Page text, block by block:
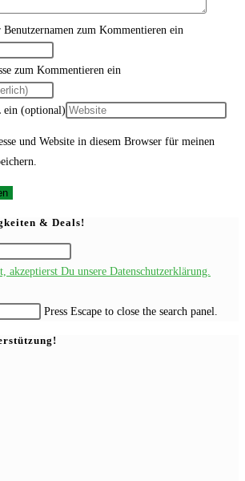
zum Kommentieren ein
zum Kommentieren ein
ein (optional)
und Website in diesem Browser für meinen
& Deals!
akzeptierst Du unsere Datenschutzerklärung.
Press Escape to close the search panel.